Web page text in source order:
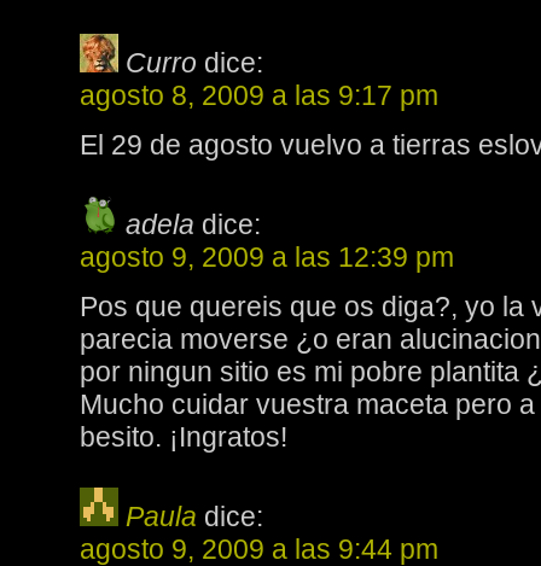
Curro dice:
agosto 8, 2009 a las 9:17 pm
El 29 de agosto vuelvo a tierras
adela dice:
agosto 9, 2009 a las 12:39 pm
Pos que quereis que os diga?, yo la
parecia moverse ¿o eran
por ningun sitio es mi pobre plantita
Mucho cuidar vuestra maceta pero
besito. ¡Ingratos!
Paula dice:
agosto 9, 2009 a las 9:44 pm